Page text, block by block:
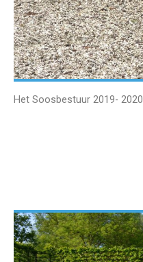
Het Soosbestuur 2019- 2020